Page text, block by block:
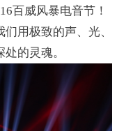
百威风暴电音节！
用极致的声、光、
的灵魂。